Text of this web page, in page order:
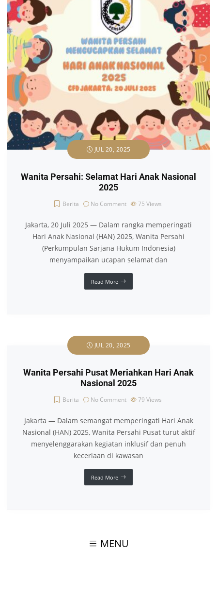
JUL 20, 2025
Wanita Persahi: Selamat Hari Anak Nasional
2025
Berita No Comment 75 Views
Jakarta, 20 Juli 2025 — Dalam rangka memperingati
Hari Anak Nasional (HAN) 2025, Wanita Persahi
(Perkumpulan Sarjana Hukum Indonesia)
menyampaikan ucapan selamat dan
Read More
JUL 20, 2025
Wanita Persahi Pusat Meriahkan Hari Anak
Nasional 2025
Berita No Comment 79 Views
Jakarta — Dalam semangat memperingati Hari Anak
Nasional (HAN) 2025, Wanita Persahi Pusat turut aktif
menyelenggarakan kegiatan inklusif dan penuh
keceriaan di kawasan
Read More
MENU